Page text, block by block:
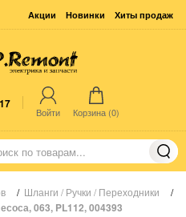
Акции Новинки Хиты продаж
Войти Корзина (0)
/ Шланги / Ручки / Переходники /
063, PL112, 004393